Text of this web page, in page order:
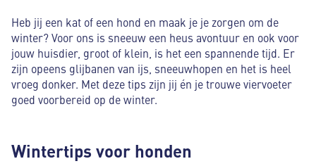
Heb jij een kat of een hond en maak je je zorgen om de
winter? Voor ons is sneeuw een heus avontuur en ook voor
jouw huisdier, groot of klein, is het een spannende tijd. Er
zijn opeens glijbanen van ijs, sneeuwhopen en het is heel
vroeg donker. Met deze tips zijn jij én je trouwe viervoeter
goed voorbereid op de winter.
Wintertips voor honden